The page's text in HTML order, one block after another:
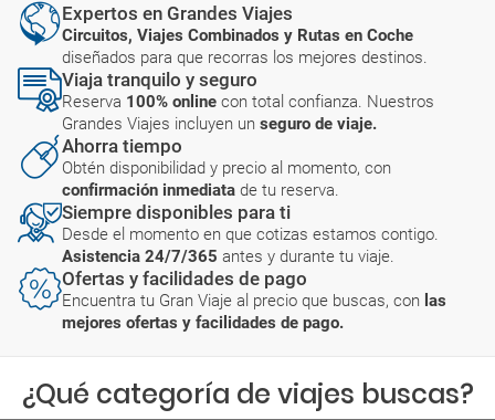
Expertos en Grandes Viajes
Circuitos, Viajes Combinados y Rutas en Coche
diseñados para que recorras los mejores destinos.
Viaja tranquilo y seguro
Reserva 100% online con total confianza. Nuestros
Grandes Viajes incluyen un seguro de viaje.
Ahorra tiempo
Obtén disponibilidad y precio al momento, con
confirmación inmediata de tu reserva.
Siempre disponibles para ti
Desde el momento en que cotizas estamos contigo.
Asistencia 24/7/365 antes y durante tu viaje.
Ofertas y facilidades de pago
Encuentra tu Gran Viaje al precio que buscas, con las
mejores ofertas y facilidades de pago.
¿Qué categoría de viajes buscas?